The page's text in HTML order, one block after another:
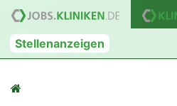
Stellenanzeigen